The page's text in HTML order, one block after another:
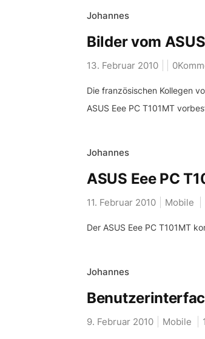
Johannes
Bilder vom
13. Februar 2010
Die französischen Kollegen
ASUS Eee PC T101MT
Johannes
ASUS Eee PC
11. Februar 2010 Mobile
Der ASUS Eee PC T101MT
Johannes
9. Februar 2010 Mobile